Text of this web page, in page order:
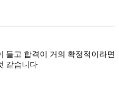
들고 합격이 거의 확정적이라면
같습니다